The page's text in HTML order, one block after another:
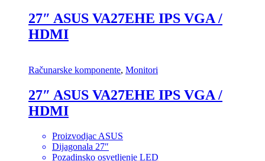
27″ ASUS VA27EHE IPS VGA /
HDMI
Računarske komponente, Monitori
27″ ASUS VA27EHE IPS VGA /
HDMI
Proizvodjac ASUS
Dijagonala 27″
Pozadinsko osvetljenje LED